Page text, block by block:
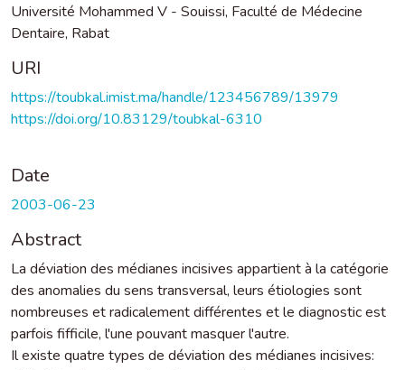
Université Mohammed V - Souissi, Faculté de Médecine
Dentaire, Rabat
URI
https://toubkal.imist.ma/handle/123456789/13979
https://doi.org/10.83129/toubkal-6310
Date
2003-06-23
Abstract
La déviation des médianes incisives appartient à la catégorie
des anomalies du sens transversal, leurs étiologies sont
nombreuses et radicalement différentes et le diagnostic est
parfois fifficile, l'une pouvant masquer l'autre.
Il existe quatre types de déviation des médianes incisives: